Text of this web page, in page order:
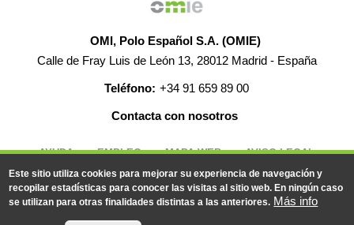
OMI, Polo Español S.A. (OMIE)
Calle de Fray Luis de León 13, 28012 Madrid - España
Teléfono: +34 91 659 89 00
Contacta con nosotros
© 2019-2026 - Todos los derechos reservados
AYUDA EMPLEO MAPA WEB AVISO LEGAL
Este sitio utiliza cookies para mejorar su experiencia de navegación y
recopilar estadísticas para conocer las visitas al sitio web. En ningún caso
se utilizan para otras finalidades distintas a las anteriores. Más info